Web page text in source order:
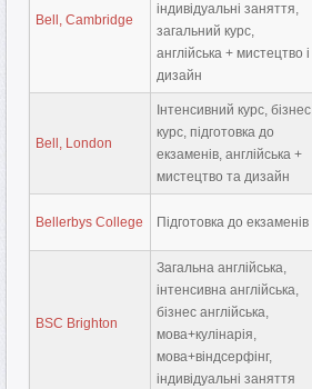
Bell, Cambridge
індивідуальні заняття,
загальний курс,
англійська + мистецтво і
дизайн
Bell, London
Інтенсивний курс, бізнес
курс, підготовка до
екзаменів, англійська +
мистецтво та дизайн
Bellerbys College Підготовка до екзаменів
BSC Brighton
Загальна англійська,
інтенсивна англійська,
бізнес англійська,
мова+кулінарія,
мова+віндсерфінг,
індивідуальні заняття